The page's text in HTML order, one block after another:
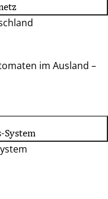
im Ausland –
System